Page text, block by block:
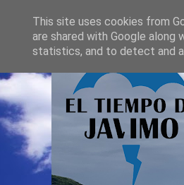
This site uses cookies from
are shared with Google
statistics, and to detect and